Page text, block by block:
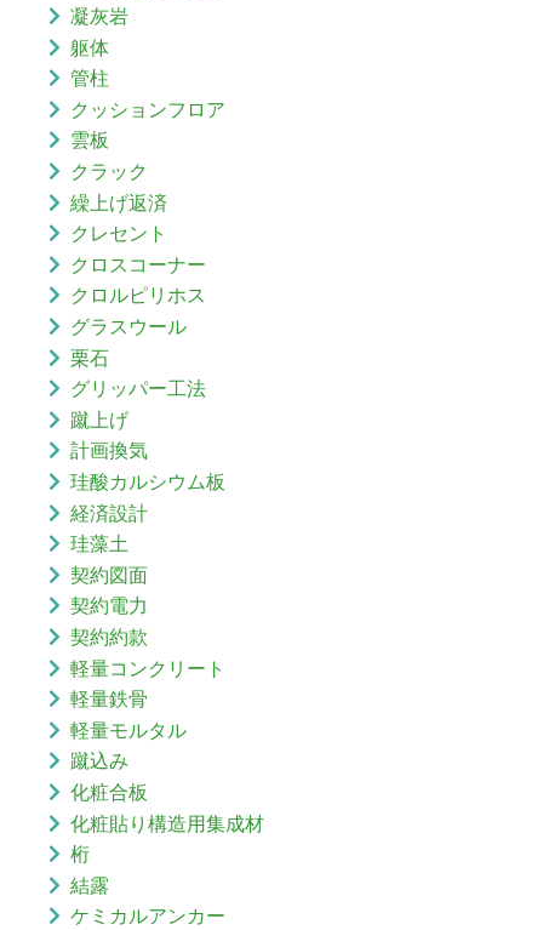
凝灰岩
躯体
管柱
クッションフロア
雲板
クラック
繰上げ返済
クレセント
クロスコーナー
クロルピリホス
グラスウール
栗石
グリッパー工法
蹴上げ
計画換気
珪酸カルシウム板
経済設計
珪藻土
契約図面
契約電力
契約約款
軽量コンクリート
軽量鉄骨
軽量モルタル
蹴込み
化粧合板
化粧貼り構造用集成材
桁
結露
ケミカルアンカー